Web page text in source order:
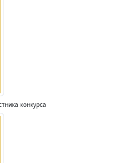
конкурса